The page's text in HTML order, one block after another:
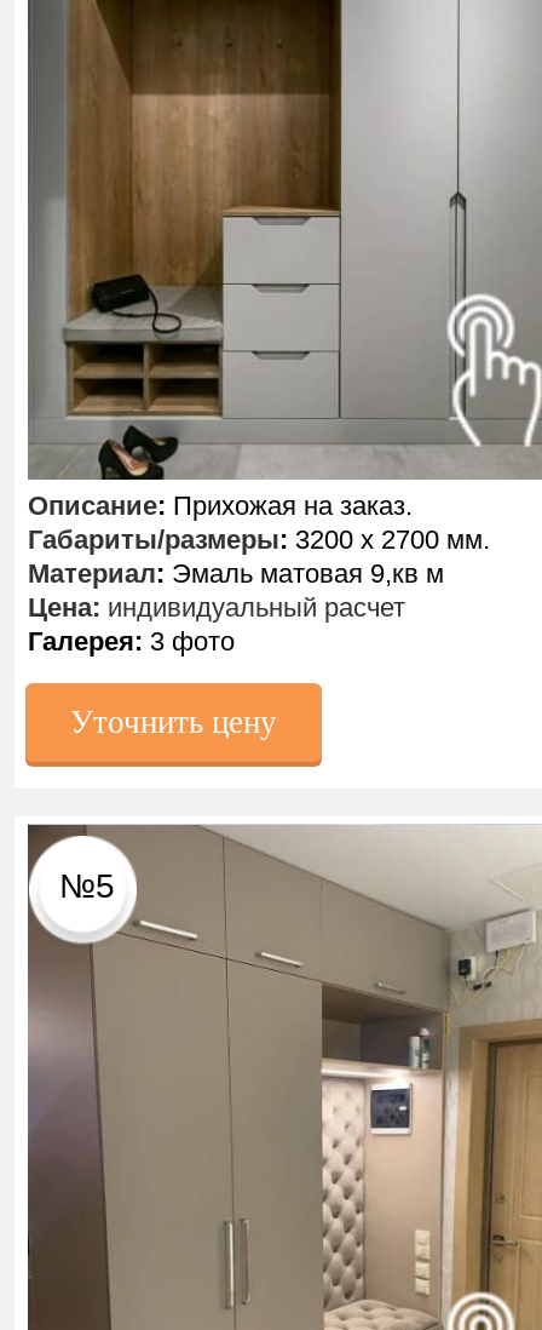
№5
Уточнить цену
Описание: Прихожая на заказ.
Габариты/размеры: 3200 х 2700 мм.
Материал: Эмаль матовая 9,кв м
Цена: индивидуальный расчет
Галерея: 3 фото